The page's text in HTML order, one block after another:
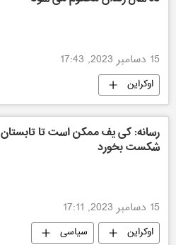
15 دسامبر 2023, 17:43
اوکراین
رسانه: کی یف ممکن است تا تابستان
شکست بخورد
15 دسامبر 2023, 17:11
اوکراین سیاسی